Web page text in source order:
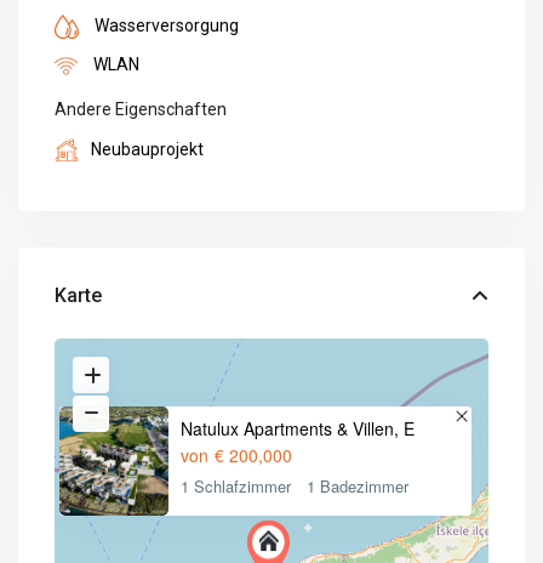
Wasserversorgung
WLAN
Andere Eigenschaften
Neubauprojekt
Karte
Natulux Apartments & Villen, E
von € 200,000
1 Schlafzimmer 1 Badezimmer